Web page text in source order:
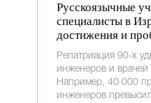
Русскоязычные
специалисты в
достижения и
Репатриация 90-х
инженеров и врачей
Например, 40 000
инженеров